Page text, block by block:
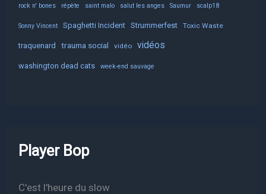
rock n' bones répète saint malo salut les anges Saumur scalp18
Sonny Vincent Spaghetti Incident Strummerfest Toxic Waste
traquenard trauma social vidéo vidéos
washington dead cats week-end sauvage
Player Bop
C'est l'heure du slow